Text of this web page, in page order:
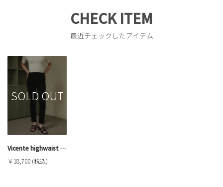
CHECK ITEM
最近チェックしたアイテム
SOLD OUT
Vicente highwaist skinny denim
￥18,700 (税込)